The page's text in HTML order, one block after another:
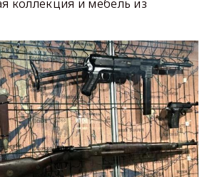
коллекция и мебель из